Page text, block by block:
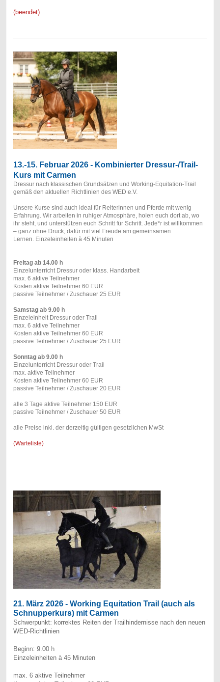
(beendet)
13.-15. Februar 2026 - Kombinierter Dressur-/Trail-
Kurs mit Carmen
Dressur nach klassischen Grundsätzen und Working-Equitation-Trail
gemäß den aktuellen Richtlinien des WED e.V.
Unsere Kurse sind auch ideal für Reiterinnen und Pferde mit wenig
Erfahrung. Wir arbeiten in ruhiger Atmosphäre, holen euch dort ab, wo
ihr steht, und unterstützen euch Schritt für Schritt. Jede*r ist willkommen
– ganz ohne Druck, dafür mit viel Freude am gemeinsamen
Lernen. Einzeleinheiten à 45 Minuten
Freitag ab 14.00 h
Einzelunterricht Dressur oder klass. Handarbeit
max. 6 aktive Teilnehmer
Kosten aktive Teilnehmer 60 EUR
passive Teilnehmer / Zuschauer 25 EUR
Samstag ab 9.00 h
Einzeleinheit Dressur oder Trail
max. 6 aktive Teilnehmer
Kosten aktive Teilnehmer 60 EUR
passive Teilnehmer / Zuschauer 25 EUR
Sonntag ab 9.00 h
Einzelunterricht Dressur oder Trail
max. aktive Teilnehmer
Kosten aktive Teilnehmer 60 EUR
passive Teilnehmer / Zuschauer 20 EUR
alle 3 Tage aktive Teilnehmer 150 EUR
passive Teilnehmer / Zuschauer 50 EUR
alle Preise inkl. der derzeitig gültigen gesetzlichen MwSt
(Warteliste)
21. März 2026 - Working Equitation Trail (auch als
Schnupperkurs) mit Carmen
Schwerpunkt: korrektes Reiten der Trailhindernisse nach den neuen
WED-Richtlinien
Beginn: 9.00 h
Einzeleinheiten à 45 Minuten
max. 6 aktive Teilnehmer